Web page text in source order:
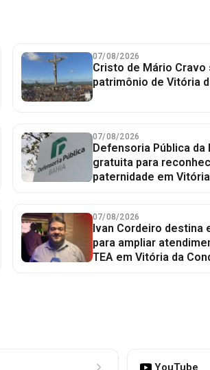
07/08/2026
Cristo de Mário
patrimônio de Vitória
07/08/2026
Defensoria Pública da
gratuita para
paternidade em
07/08/2026
Ivan Cordeiro destina
para ampliar
TEA em Vitória da
YouTube